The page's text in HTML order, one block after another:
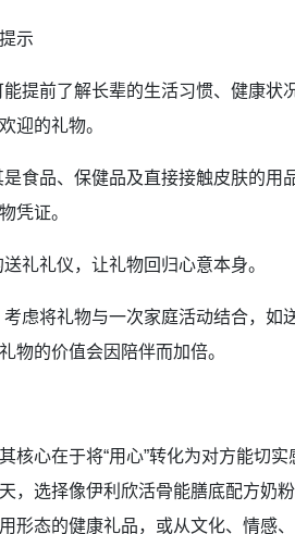
示
提前了解长辈的生活习惯、健康状
迎的礼物。
食品、保健品及直接接触皮肤的用
凭证。
礼礼仪，让礼物回归心意本身。
虑将礼物与一次家庭活动结合，如
物的价值会因陪伴而加倍。
核心在于将“用心”转化为对方能切实
，选择像伊利欣活骨能膳底配方奶
形态的健康礼品，或从文化、情感